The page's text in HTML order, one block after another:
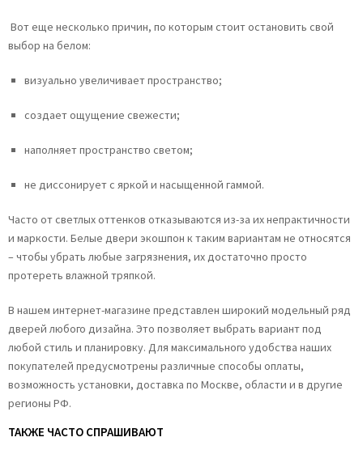
Вот еще несколько причин, по которым стоит остановить свой
выбор на белом:
визуально увеличивает пространство;
создает ощущение свежести;
наполняет пространство светом;
не диссонирует с яркой и насыщенной гаммой.
Часто от светлых оттенков отказываются из-за их непрактичности
и маркости. Белые двери экошпон к таким вариантам не относятся
– чтобы убрать любые загрязнения, их достаточно просто
протереть влажной тряпкой.
В нашем интернет-магазине представлен широкий модельный ряд
дверей любого дизайна. Это позволяет выбрать вариант под
любой стиль и планировку. Для максимального удобства наших
покупателей предусмотрены различные способы оплаты,
возможность установки, доставка по Москве, области и в другие
регионы РФ.
ТАКЖЕ ЧАСТО СПРАШИВАЮТ